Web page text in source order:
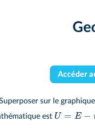
Accéder
sur le
est U = E −